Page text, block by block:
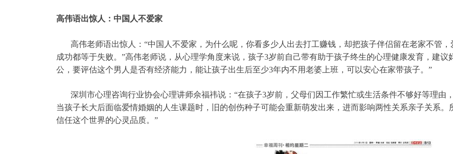
高伟语出惊人：中国人不爱家
高伟老师语出惊人：“中国人不爱家，为什么呢，你看多少人出去打工赚钱，却把孩子伴侣留在老家不管
成功都等于失败。”高伟老师说，从心理学角度来说，孩子3岁前自己带有助于孩子终生的心理健康发育，建
公，要评估这个男人是否有经济能力，能让孩子出生后至少3年内不用老婆上班，可以安心在家带孩子。”
深圳市心理咨询行业协会心理讲师佘福祎说：“在孩子3岁前，父母们因工作繁忙或生活条件不够好等理由
当孩子长大后面临爱情婚姻的人生课题时，旧的创伤种子可能会重新萌发出来，进而影响两性关系亲子关系
信任这个世界的心灵品质。”